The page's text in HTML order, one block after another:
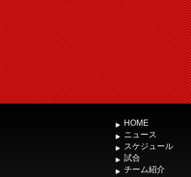
HOME
ニュース
スケジュール
試合
チーム紹介